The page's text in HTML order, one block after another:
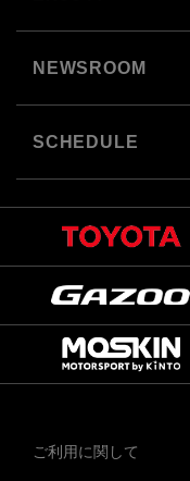
NEWSROOM
SCHEDULE
ご利用に関して